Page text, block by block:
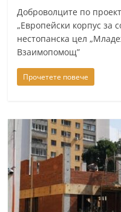
Доброволците по
„Европейски корпус за
нестопанска цел
Взаимопомощ”
Прочетете повече